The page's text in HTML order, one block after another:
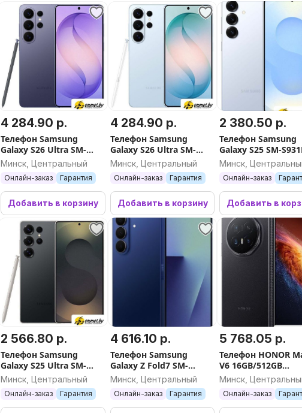
4 284.90 р.
Телефон Samsung
Galaxy S26 Ultra SM-
S948B 16GB/1TB
(лавандовый)
Минск, Центральный
Онлайн-заказ Гарантия
Добавить в корзину
4 284.90 р.
Телефон Samsung
Galaxy S26 Ultra SM-
S948B 16GB/1TB
(голубой)
Минск, Центральный
Онлайн-заказ Гарантия
Добавить в корзину
2 380.50 р.
Телефон Samsung
Galaxy S25 SM-
12GB/512GB
Минск,
Онлайн-заказ
Добавить в
2 566.80 р.
Телефон Samsung
Galaxy S25 Ultra SM-
S938B 12GB/256GB
(черный титан)
Минск, Центральный
Онлайн-заказ Гарантия
4 616.10 р.
Телефон Samsung
Galaxy Z Fold7 SM-
F966B/DS 12GB/512GB
(синий)
Минск, Центральный
Онлайн-заказ Гарантия
5 768.05 р.
Телефон HONOR
V6 16GB/512GB
международная
(черный)
Минск,
Онлайн-заказ